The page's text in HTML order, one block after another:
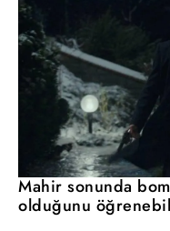
Mahir sonunda
olduğunu